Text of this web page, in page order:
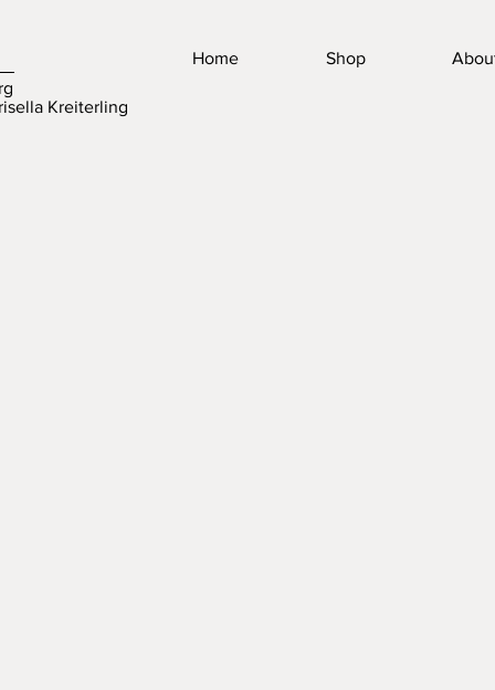
Home Shop
Kreiterling